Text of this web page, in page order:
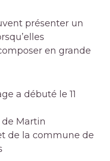
présenter un
en grande
a débuté le 11
Martin
de la commune de